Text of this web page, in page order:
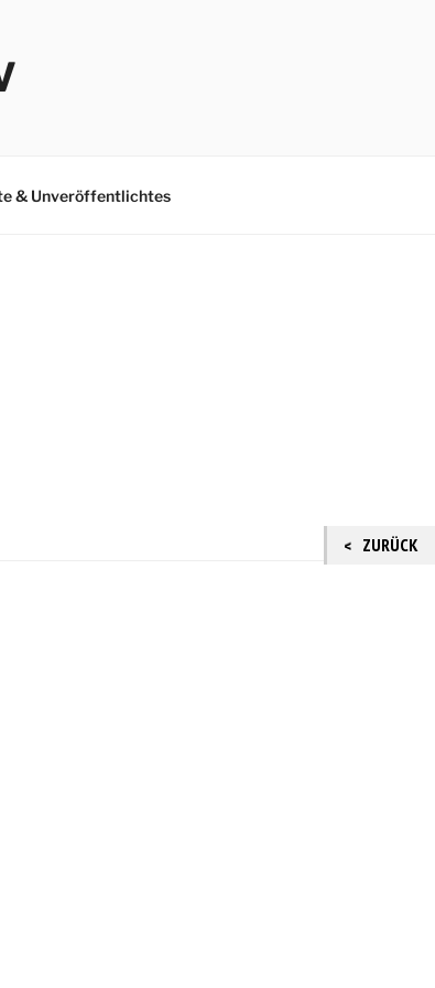
& Unveröffentlichtes
ZURÜCK